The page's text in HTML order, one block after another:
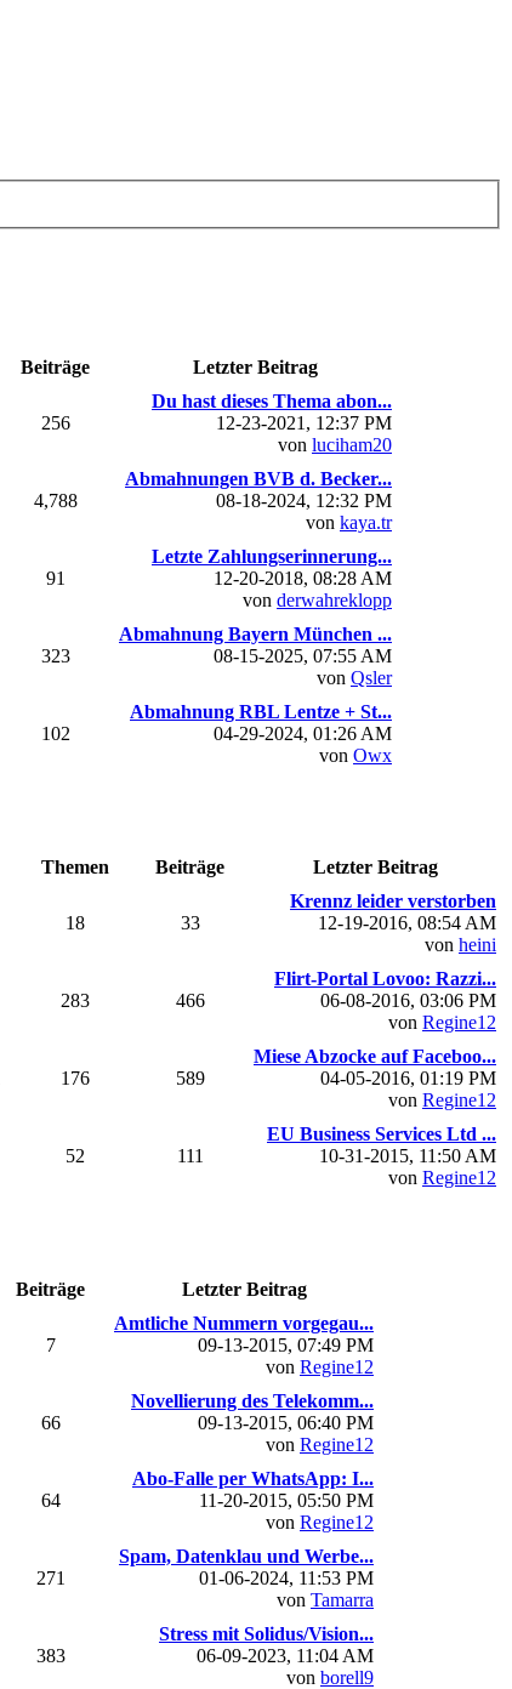
Beiträge Letzter Beitrag
256
Du hast dieses Thema abon...
12-23-2021, 12:37 PM
von luciham20
4,788
Abmahnungen BVB d. Becker...
08-18-2024, 12:32 PM
von kaya.tr
91
Letzte Zahlungserinnerung...
12-20-2018, 08:28 AM
von derwahreklopp
323
Abmahnung Bayern München ...
08-15-2025, 07:55 AM
von Qsler
102
Abmahnung RBL Lentze + St...
04-29-2024, 01:26 AM
von Owx
Themen Beiträge
Letzter Beitrag
18 33
Krennz leider verstorben
12-19-2016, 08:54 AM
von heini
283 466
Flirt-Portal Lovoo: Razzi...
06-08-2016, 03:06 PM
von Regine12
176 589
Miese Abzocke auf Faceboo...
04-05-2016, 01:19 PM
von Regine12
52 111
EU Business Services Ltd ...
10-31-2015, 11:50 AM
von Regine12
Beiträge Letzter Beitrag
7
Amtliche Nummern vorgegau...
09-13-2015, 07:49 PM
von Regine12
66
Novellierung des Telekomm...
09-13-2015, 06:40 PM
von Regine12
64
Abo-Falle per WhatsApp: I...
11-20-2015, 05:50 PM
von Regine12
271
Spam, Datenklau und Werbe...
01-06-2024, 11:53 PM
von Tamarra
383
Stress mit Solidus/Vision...
06-09-2023, 11:04 AM
von borell9